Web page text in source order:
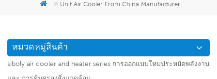
Unit Air Cooler From China Manufacturer
หมวดหมู่สินค้า
siboly air cooler and heater series การออกแบบใหม่ประหยัดพลังงาน